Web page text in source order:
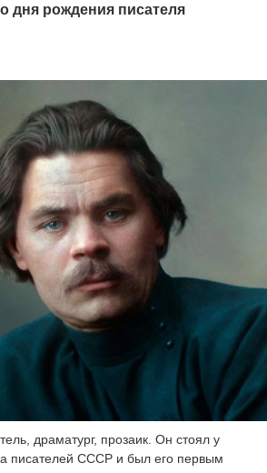
дня рождения писателя
драматург, прозаик. Он стоял у
писателей СССР и был его первым